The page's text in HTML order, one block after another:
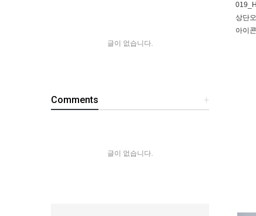
상단
아이
글이 없습니다.
+
Comments
글이 없습니다.